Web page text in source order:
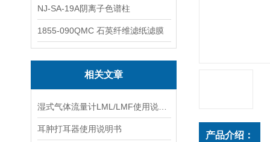
NJ-SA-19A阴离子色谱柱
1855-090QMC 石英纤维滤纸滤膜
相关文章
耳肿打耳器使用说明书
产品介绍：